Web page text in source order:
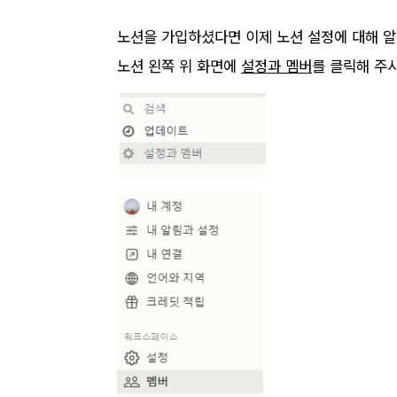
노션을 가입하셨다면 이제 노션 설정에 대해
노션 왼쪽 위 화면에 설정과 멤버를 클릭해 주